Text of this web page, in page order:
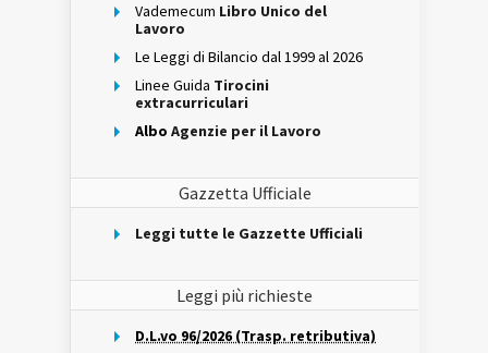
Vademecum Libro Unico del
Lavoro
Le Leggi di Bilancio dal 1999 al 2026
Linee Guida Tirocini
extracurriculari
Albo Agenzie per il Lavoro
Gazzetta Ufficiale
Leggi tutte le Gazzette Ufficiali
Leggi più richieste
D.L.vo 96/2026 (Trasp. retributiva)